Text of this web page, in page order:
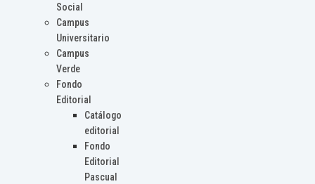
Social
Campus
Universitario
Campus
Verde
Fondo
Editorial
Catálogo
editorial
Fondo
Editorial
Pascual